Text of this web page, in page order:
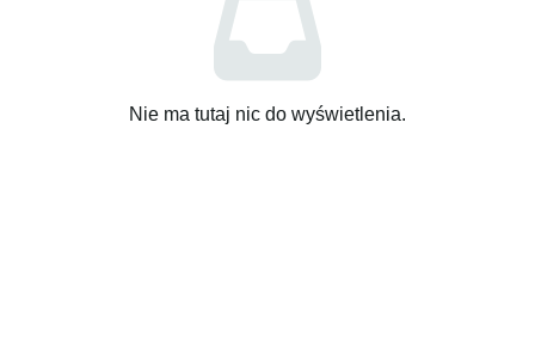
Nie ma tutaj nic do wyświetlenia.